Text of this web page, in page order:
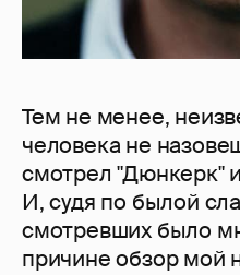
Тем не менее,
человека не
смотрел "Дюнкерк"
И, судя по былой
смотревших было
причине обзор мой